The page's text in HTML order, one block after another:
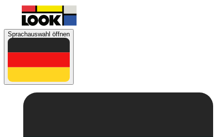
Sprachauswahl öffnen